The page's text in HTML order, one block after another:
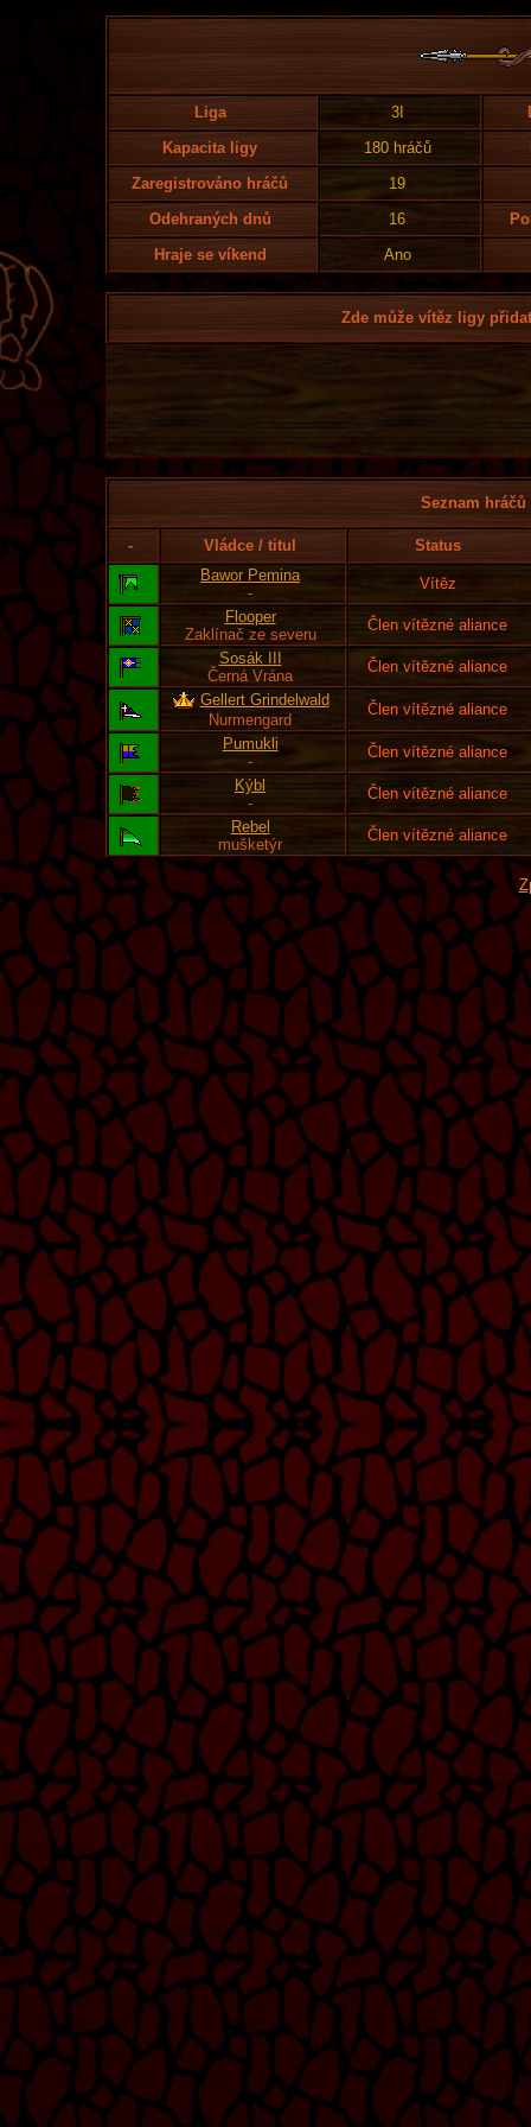
Liga 3I
Kapacita ligy
180 hráčů
Zaregistrováno hráčů
19
Odehraných dnů
16
Hraje se víkend
Ano
Zde může vítěz ligy
Seznam
- Vládce / titul
Status
Bawor Pemina
-
Vítěz
Flooper
Zaklínač ze severu
Člen vítězné aliance
Sosák III
Černá Vrána
Člen vítězné aliance
Gellert Grindelwald
Nurmengard
Člen vítězné aliance
Pumukli
-
Člen vítězné aliance
Kýbl
-
Člen vítězné aliance
Rebel
mušketýr
Člen vítězné aliance